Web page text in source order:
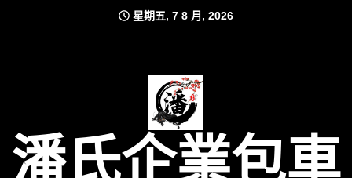
星期五, 7 8 月, 2026
潘氏企業包車